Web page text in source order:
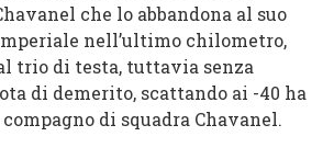
che lo abbandona al suo
nell’ultimo chilometro,
trio di testa, tuttavia senza
di demerito, scattando ai -40 ha
di squadra Chavanel.